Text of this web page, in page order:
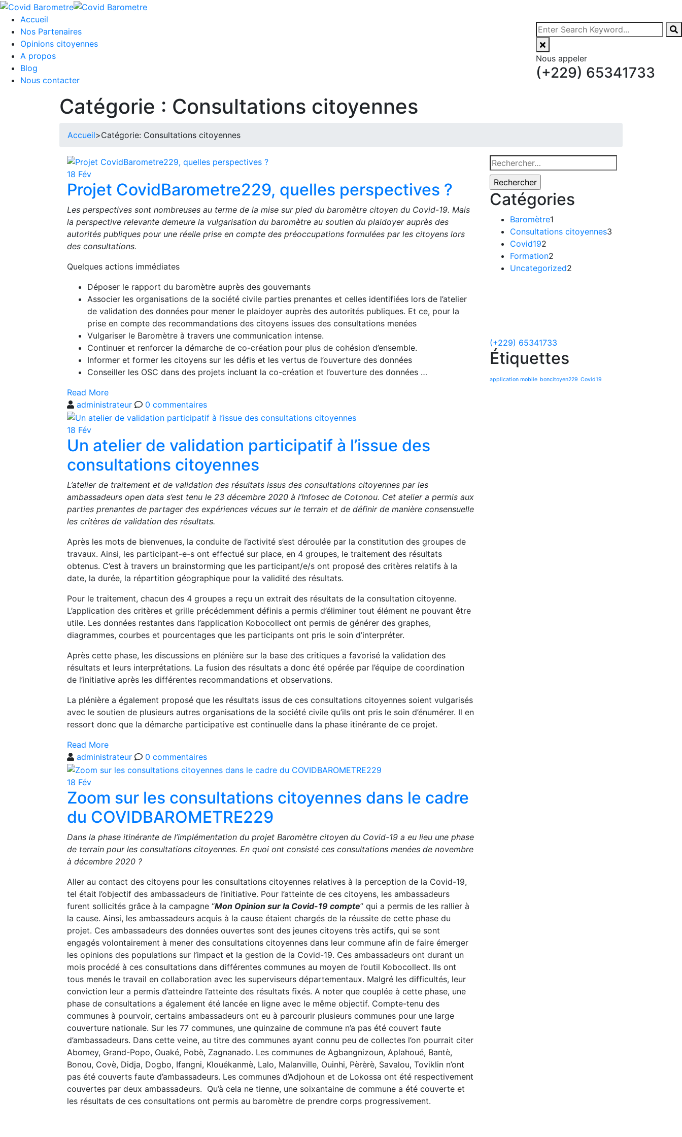
Skip
content
Accueil
Nos Partenaires
Opinions citoyennes
A propos
Blog
Nous contacter
Nous appeler
(+229) 65341733
Catégorie : Consultations citoyennes
Accueil>Catégorie: Consultations citoyennes
18 Fév
Projet CovidBarometre229, quelles perspectives ?
Les perspectives sont nombreuses au terme de la mise sur pied du baromètre citoyen du Covid-19. Mais
la perspective relevante demeure la vulgarisation du baromètre au soutien du plaidoyer auprès des
autorités publiques pour une réelle prise en compte des préoccupations formulées par les citoyens lors
des consultations.
Quelques actions immédiates
Déposer le rapport du baromètre auprès des gouvernants
Associer les organisations de la société civile parties prenantes et celles identifiées lors de l’atelier
de validation des données pour mener le plaidoyer auprès des autorités publiques. Et ce, pour la
prise en compte des recommandations des citoyens issues des consultations menées
Vulgariser le Baromètre à travers une communication intense.
Continuer et renforcer la démarche de co-création pour plus de cohésion d’ensemble.
Informer et former les citoyens sur les défis et les vertus de l’ouverture des données
Conseiller les OSC dans des projets incluant la co-création et l’ouverture des données …
Read More
administrateur
0 commentaires
18 Fév
Un atelier de validation participatif à l’issue des
consultations citoyennes
L’atelier de traitement et de validation des résultats issus des consultations citoyennes par les
ambassadeurs open data s’est tenu le 23 décembre 2020 à l’Infosec de Cotonou. Cet atelier a permis aux
parties prenantes de partager des expériences vécues sur le terrain et de définir de manière consensuelle
les critères de validation des résultats.
Après les mots de bienvenues, la conduite de l’activité s’est déroulée par la constitution des groupes de
travaux. Ainsi, les participant-e-s ont effectué sur place, en 4 groupes, le traitement des résultats
obtenus. C’est à travers un brainstorming que les participant/e/s ont proposé des critères relatifs à la
date, la durée, la répartition géographique pour la validité des résultats.
Pour le traitement, chacun des 4 groupes a reçu un extrait des résultats de la consultation citoyenne.
L’application des critères et grille précédemment définis a permis d’éliminer tout élément ne pouvant être
utile. Les données restantes dans l’application Kobocollect ont permis de générer des graphes,
diagrammes, courbes et pourcentages que les participants ont pris le soin d’interpréter.
Après cette phase, les discussions en plénière sur la base des critiques a favorisé la validation des
résultats et leurs interprétations. La fusion des résultats a donc été opérée par l’équipe de coordination
de l’initiative après les différentes recommandations et observations.
La plénière a également proposé que les résultats issus de ces consultations citoyennes soient vulgarisés
avec le soutien de plusieurs autres organisations de la société civile qu’ils ont pris le soin d’énumérer. Il en
ressort donc que la démarche participative est continuelle dans la phase itinérante de ce projet.
Read More
administrateur
0 commentaires
18 Fév
Zoom sur les consultations citoyennes dans le cadre
du COVIDBAROMETRE229
Dans la phase itinérante de l’implémentation du projet Baromètre citoyen du Covid-19 a eu lieu une phase
de terrain pour les consultations citoyennes. En quoi ont consisté ces consultations menées de novembre
à décembre 2020 ?
Aller au contact des citoyens pour les consultations citoyennes relatives à la perception de la Covid-19,
tel était l’objectif des ambassadeurs de l’initiative. Pour l’atteinte de ces citoyens, les ambassadeurs
furent sollicités grâce à la campagne ‘‘Mon Opinion sur la Covid-19 compte’’ qui a permis de les rallier à
la cause. Ainsi, les ambassadeurs acquis à la cause étaient chargés de la réussite de cette phase du
projet. Ces ambassadeurs des données ouvertes sont des jeunes citoyens très actifs, qui se sont
engagés volontairement à mener des consultations citoyennes dans leur commune afin de faire émerger
les opinions des populations sur l’impact et la gestion de la Covid-19. Ces ambassadeurs ont durant un
mois procédé à ces consultations dans différentes communes au moyen de l’outil Kobocollect. Ils ont
tous menés le travail en collaboration avec les superviseurs départementaux. Malgré les difficultés, leur
conviction leur a permis d’atteindre l’atteinte des résultats fixés. A noter que couplée à cette phase, une
phase de consultations a également été lancée en ligne avec le même objectif. Compte-tenu des
communes à pourvoir, certains ambassadeurs ont eu à parcourir plusieurs communes pour une large
couverture nationale. Sur les 77 communes, une quinzaine de commune n’a pas été couvert faute
d’ambassadeurs. Dans cette veine, au titre des communes ayant connu peu de collectes l’on pourrait citer
Abomey, Grand-Popo, Ouaké, Pobè, Zagnanado. Les communes de Agbangnizoun, Aplahoué, Bantè,
Bonou, Covè, Didja, Dogbo, Ifangni, Klouékanmè, Lalo, Malanville, Ouinhi, Pèrèrè, Savalou, Toviklin n’ont
pas été couverts faute d’ambassadeurs. Les communes d’Adjohoun et de Lokossa ont été respectivement
couvertes par deux ambassadeurs. Qu’à cela ne tienne, une soixantaine de commune a été couverte et
les résultats de ces consultations ont permis au baromètre de prendre corps progressivement.
Rechercher :
Catégories
Baromètre1
Consultations citoyennes3
Covid192
Formation2
Uncategorized2
(+229) 65341733
Étiquettes
application mobile boncitoyen229 Covid19